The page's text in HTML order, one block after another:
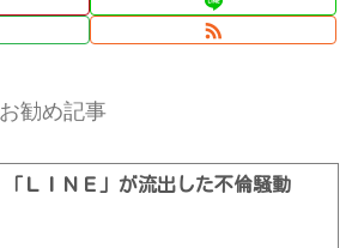
お勧め記事
「ＬＩＮＥ」が流出した不倫騒動